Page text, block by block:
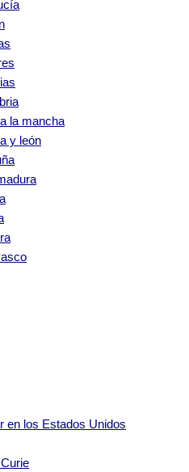
la mancha
y león
en los Estados Unidos